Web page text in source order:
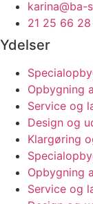
karina@ba-
21 25 66 28
Ydelser
Opbygning
Service og
Design og
Klargøring
Opbygning
Service og